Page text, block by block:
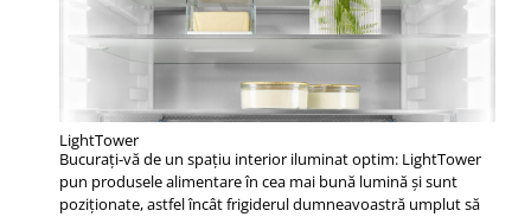
LightTower
Bucuraţi-vă de un spaţiu interior iluminat optim: LightTower
pun produsele alimentare în cea mai bună lumină şi sunt
poziţionate, astfel încât frigiderul dumneavoastră umplut să